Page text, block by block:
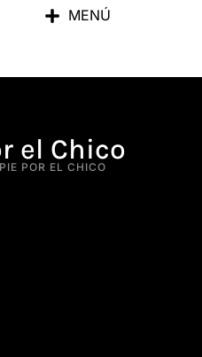
MENÚ
el Chico
POR EL CHICO